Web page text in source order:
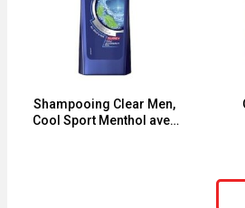
Shampooing Clear Men,
Cool Sport Menthol avec